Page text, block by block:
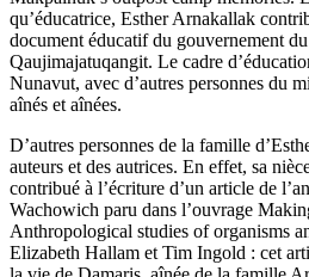
qu’éducatrice, Esther Arnakallak
document éducatif du gouvernement
Qaujimajatuqangit. Le cadre
Nunavut, avec d’autres personnes du
aînés et aînées.
D’autres personnes de la famille
auteurs et des autrices. En effet, sa
contribué à l’écriture d’un article de
Wachowich paru dans l’ouvrage
Anthropological studies of organisms
Elizabeth Hallam et Tim Ingold : cet